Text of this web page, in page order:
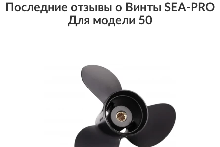
Последние отзывы о Винты SEA-PRO
Для модели 50